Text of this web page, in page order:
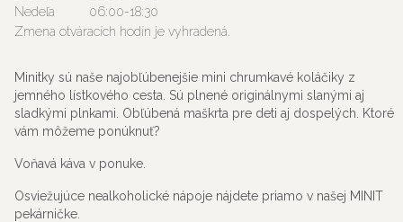
Nedeľa
06:00-18:30
Zmena otváracích hodín je vyhradená.
Minitky sú naše najobľúbenejšie mini chrumkavé koláčiky z
jemného lístkového cesta. Sú plnené originálnymi slanými aj
sladkými plnkami. Obľúbená maškrta pre deti aj dospelých. Ktoré
vám môžeme ponúknuť?
Voňavá káva v ponuke.
Osviežujúce nealkoholické nápoje nájdete priamo v našej MINIT
pekárničke.